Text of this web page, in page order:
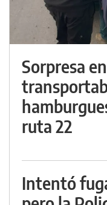
Sorpresa
ruta 22
Intentó